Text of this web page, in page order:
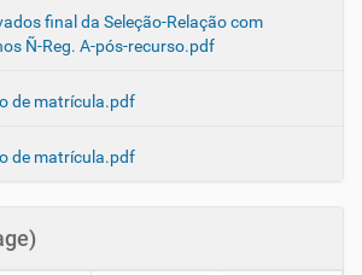
final da Seleção-Relação com
Ñ-Reg. A-pós-recurso.pdf
de matrícula.pdf
de matrícula.pdf